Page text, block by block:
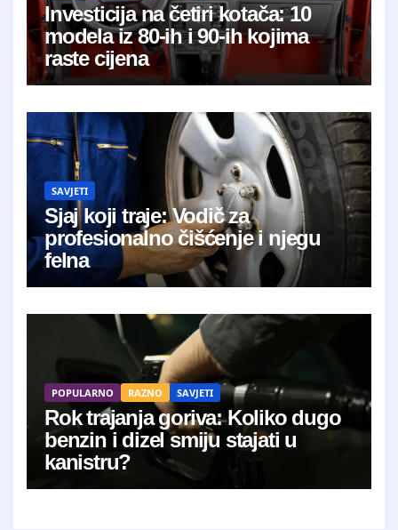
Investicija na četiri kotača: 10
modela iz 80-ih i 90-ih kojima
raste cijena
SAVJETI
Sjaj koji traje: Vodič za
profesionalno čišćenje i njegu
felna
POPULARNO RAZNO SAVJETI
Rok trajanja goriva: Koliko dugo
benzin i dizel smiju stajati u
kanistru?